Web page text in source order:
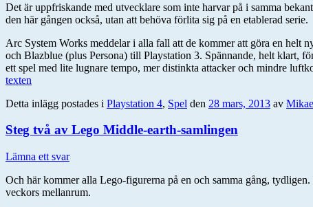
Det är uppfriskande med utvecklare som inte harvar på i samma
den här gången också, utan att behöva förlita sig på en etablerad serie.
Arc System Works meddelar i alla fall att de kommer att göra en helt
och Blazblue (plus Persona) till Playstation 3. Spännande, helt klart,
ett spel med lite lugnare tempo, mer distinkta attacker och mindre
texten
Detta inlägg postades i Playstation 4, Spel den 28 mars, 2013 av
Steg två av Lego Middle-earth-samlingen
Lämna ett svar
Och här kommer alla Lego-figurerna på en och samma gång,
veckors mellanrum.